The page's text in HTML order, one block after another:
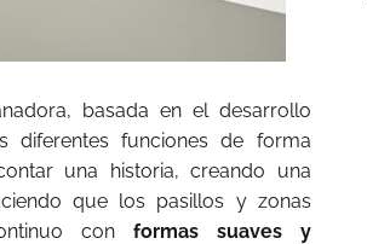
basada en el desarrollo
diferentes funciones de forma
una historia, creando una
que los pasillos y zonas
conformas suaves y